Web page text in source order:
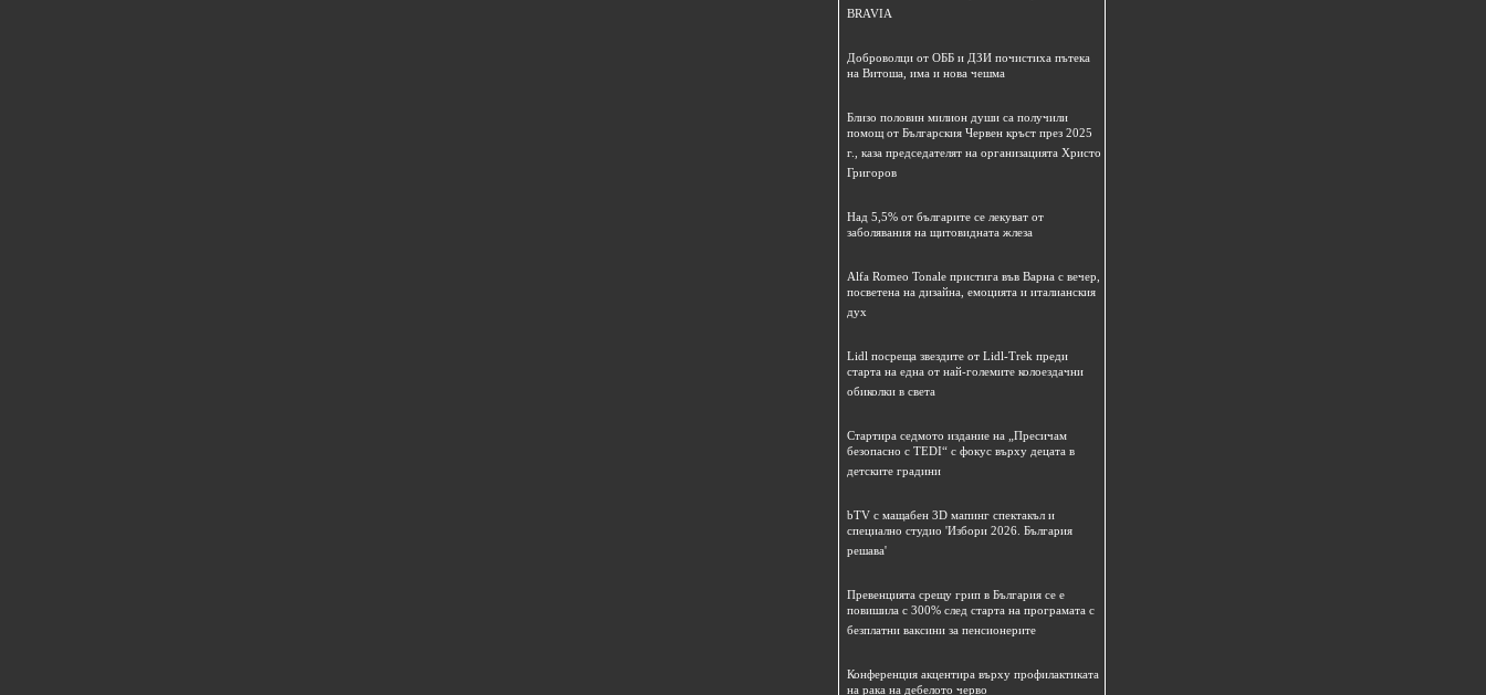
BRAVIA
Доброволци от ОББ и ДЗИ почистиха пътека
на Витоша, има и нова чешма
Близо половин милион души са получили
помощ от Българския Червен кръст през 2025
г., каза председателят на организацията Христо
Григоров
Над 5,5% от българите се лекуват от
заболявания на щитовидната жлеза
Alfa Romeo Tonale пристига във Варна с вечер,
посветена на дизайна, емоцията и италианския
дух
Lidl посреща звездите от Lidl-Trek преди
старта на една от най-големите колоездачни
обиколки в света
Стартира седмото издание на „Пресичам
безопасно с TEDI“ с фокус върху децата в
детските градини
bTV с мащабен 3D мапинг спектакъл и
специално студио 'Избори 2026. България
решава'
Превенцията срещу грип в България се е
повишила с 300% след старта на програмата с
безплатни ваксини за пенсионерите
Конференция акцентира върху профилактиката